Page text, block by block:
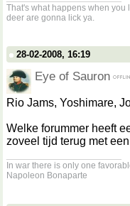
That's what happens when you
deer are gonna lick ya.
28-02-2008, 16:19
Eye of Sauron
Rio Jams, Yoshimare,
Welke forummer heeft
zoveel tijd terug met
In war there is only one
Napoleon Bonaparte